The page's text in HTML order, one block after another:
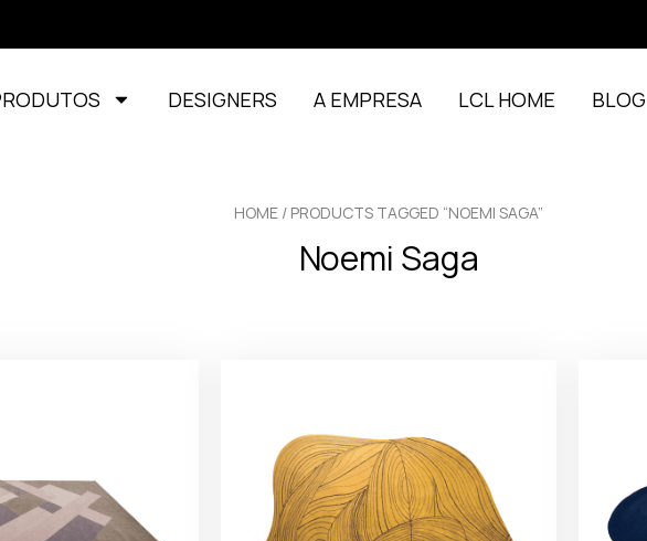
DESIGNERS A EMPRESA LCL HOME BLOG
HOME / PRODUCTS TAGGED “NOEMI SAGA”
Noemi Saga